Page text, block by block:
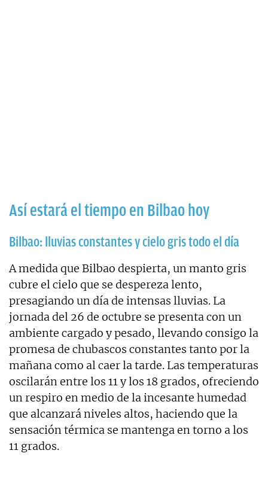
Así estará el tiempo en Bilbao hoy
Bilbao: lluvias constantes y cielo gris todo el día
A medida que Bilbao despierta, un manto gris
cubre el cielo que se despereza lento,
presagiando un día de intensas lluvias. La
jornada del 26 de octubre se presenta con un
ambiente cargado y pesado, llevando consigo la
promesa de chubascos constantes tanto por la
mañana como al caer la tarde. Las temperaturas
oscilarán entre los 11 y los 18 grados, ofreciendo
un respiro en medio de la incesante humedad
que alcanzará niveles altos, haciendo que la
sensación térmica se mantenga en torno a los
11 grados.